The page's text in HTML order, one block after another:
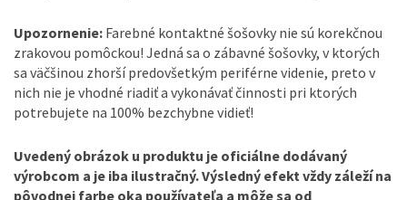
Upozornenie: Farebné kontaktné šošovky nie sú korekčnou
zrakovou pomôckou! Jedná sa o zábavné šošovky, v ktorých
sa väčšinou zhorší predovšetkým periférne videnie, preto v
nich nie je vhodné riadiť a vykonávať činnosti pri ktorých
potrebujete na 100% bezchybne vidieť!
Uvedený obrázok u produktu je oficiálne dodávaný
výrobcom a je iba ilustračný. Výsledný efekt vždy záleží na
pôvodnej farbe oka používateľa a môže sa od